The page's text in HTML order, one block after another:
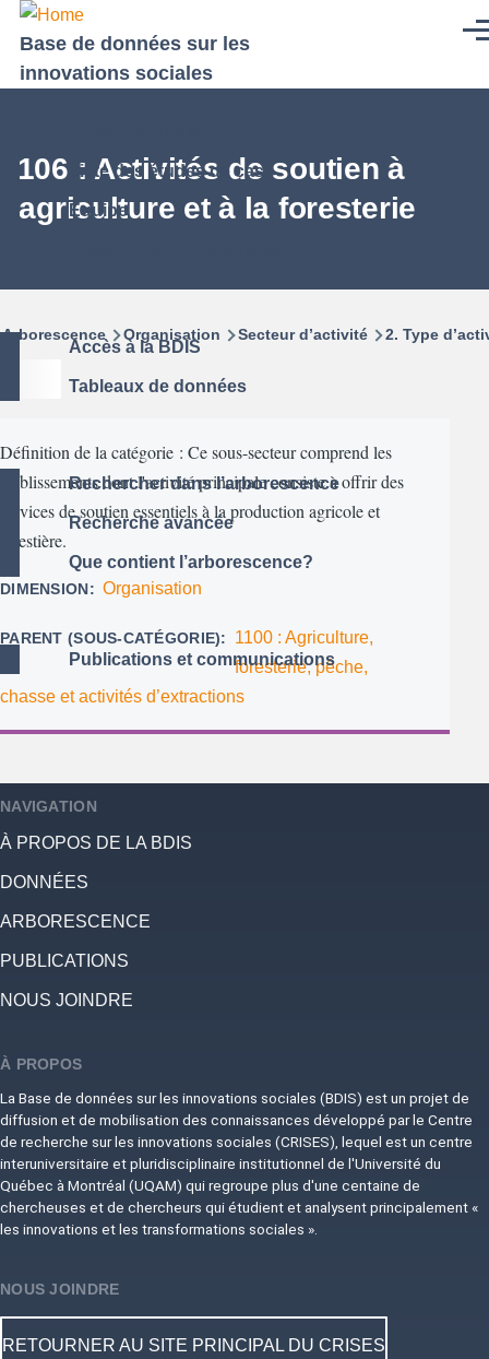
Aller au contenu principal
Base de données sur les
innovations sociales
Liste des études de cas
Équipe
Accès à la BDIS
Tableaux de données
Rechercher dans l’arborescence
Recherche avancée
Que contient l’arborescence?
Publications et communications
1106 : Activités de soutien à
l’agriculture et à la foresterie
Fil
d'Ariane
Arborescence Organisation Secteur d’activité 2. Type
Définition de la catégorie : Ce sous-secteur comprend les
établissements dont l'activité principale consiste à offrir des
services de soutien essentiels à la production agricole et
forestière.
DIMENSION Organisation
PARENT (SOUS-CATÉGORIE)
1100 : Agriculture,
foresterie, pêche,
chasse et activités d’extractions
NAVIGATION
À PROPOS DE LA BDIS
DONNÉES
ARBORESCENCE
PUBLICATIONS
NOUS JOINDRE
À PROPOS
La Base de données sur les innovations sociales (BDIS) est un projet de
diffusion et de mobilisation des connaissances développé par le Centre
de recherche sur les innovations sociales (CRISES), lequel est un centre
interuniversitaire et pluridisciplinaire institutionnel de l'Université du
Québec à Montréal (UQAM) qui regroupe plus d'une centaine de
chercheuses et de chercheurs qui étudient et analysent principalement «
les innovations et les transformations sociales ».
NOUS JOINDRE
RETOURNER AU SITE PRINCIPAL DU CRISES